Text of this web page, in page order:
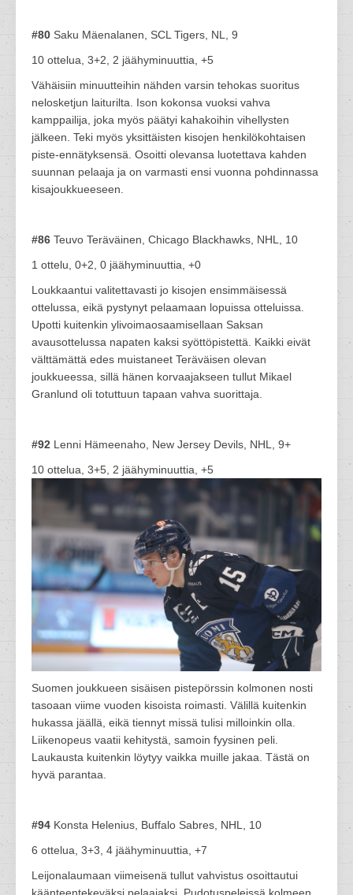
#80 Saku Mäenalanen, SCL Tigers, NL, 9
10 ottelua, 3+2, 2 jäähyminuuttia, +5
Vähäisiin minuutteihin nähden varsin tehokas suoritus
nelosketjun laiturilta. Ison kokonsa vuoksi vahva
kamppailija, joka myös päätyi kahakoihin vihellysten
jälkeen. Teki myös yksittäisten kisojen henkilökohtaisen
piste-ennätyksensä. Osoitti olevansa luotettava kahden
suunnan pelaaja ja on varmasti ensi vuonna pohdinnassa
kisajoukkueeseen.
#86 Teuvo Teräväinen, Chicago Blackhawks, NHL, 10
1 ottelu, 0+2, 0 jäähyminuuttia, +0
Loukkaantui valitettavasti jo kisojen ensimmäisessä
ottelussa, eikä pystynyt pelaamaan lopuissa otteluissa.
Upotti kuitenkin ylivoimaosaamisellaan Saksan
avausottelussa napaten kaksi syöttöpistettä. Kaikki eivät
välttämättä edes muistaneet Teräväisen olevan
joukkueessa, sillä hänen korvaajakseen tullut Mikael
Granlund oli totuttuun tapaan vahva suorittaja.
#92 Lenni Hämeenaho, New Jersey Devils, NHL, 9+
10 ottelua, 3+5, 2 jäähyminuuttia, +5
Suomen joukkueen sisäisen pistepörssin kolmonen nosti
tasoaan viime vuoden kisoista roimasti. Välillä kuitenkin
hukassa jäällä, eikä tiennyt missä tulisi milloinkin olla.
Liikenopeus vaatii kehitystä, samoin fyysinen peli.
Laukausta kuitenkin löytyy vaikka muille jakaa. Tästä on
hyvä parantaa.
#94 Konsta Helenius, Buffalo Sabres, NHL, 10
6 ottelua, 3+3, 4 jäähyminuuttia, +7
Leijonalaumaan viimeisenä tullut vahvistus osoittautui